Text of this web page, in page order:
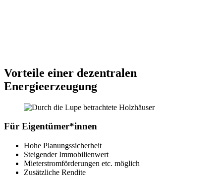
Vorteile einer dezentralen
Energieerzeugung
Für Eigentümer*innen
Hohe Planungssicherheit
Steigender Immobilienwert
Mieterstromförderungen etc. möglich
Zusätzliche Rendite